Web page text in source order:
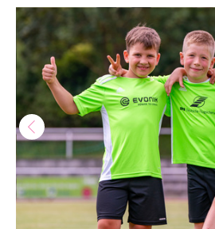
ZÜRICH
ANDERE
REGIONEN